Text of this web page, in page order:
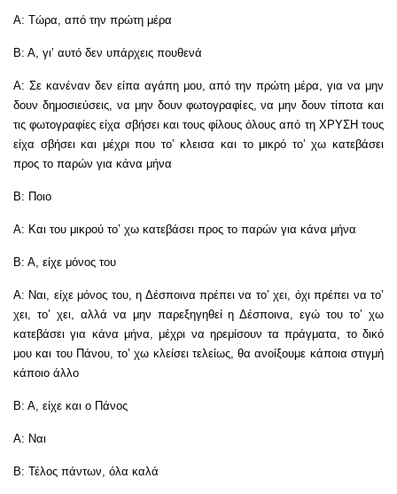
Α: Τώρα, από την πρώτη μέρα
Β: Α, γι’ αυτό δεν υπάρχεις πουθενά
Α: Σε κανέναν δεν είπα αγάπη μου, από την πρώτη μέρα, για να μην
δουν δημοσιεύσεις, να μην δουν φωτογραφίες, να μην δουν τίποτα και
τις φωτογραφίες είχα σβήσει και τους φίλους όλους από τη ΧΡΥΣΗ τους
είχα σβήσει και μέχρι που το’ κλεισα και το μικρό το’ χω κατεβάσει
προς το παρών για κάνα μήνα
Β: Ποιο
Α: Και του μικρού το’ χω κατεβάσει προς το παρών για κάνα μήνα
Β: Α, είχε μόνος του
Α: Ναι, είχε μόνος του, η Δέσποινα πρέπει να το’ χει, όχι πρέπει να το’
χει, το’ χει, αλλά να μην παρεξηγηθεί η Δέσποινα, εγώ του το’ χω
κατεβάσει για κάνα μήνα, μέχρι να ηρεμίσουν τα πράγματα, το δικό
μου και του Πάνου, το’ χω κλείσει τελείως, θα ανοίξουμε κάποια στιγμή
κάποιο άλλο
Β: Α, είχε και ο Πάνος
Α: Ναι
Β: Τέλος πάντων, όλα καλά